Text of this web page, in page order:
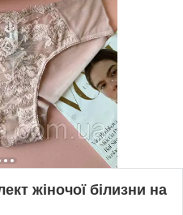
жіночої білизни на